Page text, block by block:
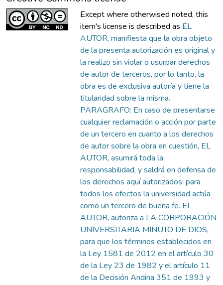
Except where otherwised noted, this
item's license is described as EL
AUTOR, manifiesta que la obra objeto
de la presenta autorización es original y
la realizo sin violar o usurpar derechos
de autor de terceros, por lo tanto, la
obra es de exclusiva autoría y tiene la
titularidad sobre la misma.
PARAGRAFO: En caso de presentarse
cualquier reclamación o acción por parte
de un tercero en cuanto a los derechos
de autor sobre la obra en cuestión, EL
AUTOR, asumirá toda la
responsabilidad, y saldrá en defensa de
los derechos aquí autorizados; para
todos los efectos la universidad actúa
como un tercero de buena fe. EL
AUTOR, autoriza a LA CORPORACIÓN
UNIVERSITARIA MINUTO DE DIOS,
para que los términos establecidos en
la Ley 1581 de 2012 en el artículo 30
de la Ley 23 de 1982 y el artículo 11
de la Decisión Andina 351 de 1993 y